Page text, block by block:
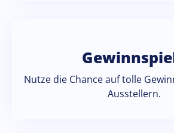
Nutze die Chance auf tolle
Ausstellern.